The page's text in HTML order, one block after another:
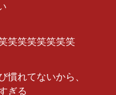
笑笑笑笑笑笑笑
慣れてないから、
ぎる